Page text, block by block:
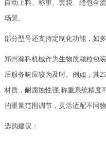
自动上料、称重、套袋、缝包全
场景。
部分型号还支持定制化功能，如
郑州瀚科机械作为生物质颗粒包
后服务响应较为及时。例如，其
材质，耐腐蚀性强;称重系统精度
的重量范围调节，灵活适配不同物
选购建议：